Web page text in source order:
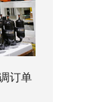
订单